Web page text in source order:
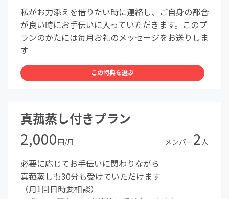
私がお力添えを借りたい時に連絡し、ご自身の都合
が良い時にお手伝いに入っていただきます。このプ
ランのかたには毎月お礼のメッセージをお送りしま
す
この特典を選ぶ
真菰蒸し付きプラン
2,000円/月 メンバー2人
必要に応じてお手伝いに関わりながら
真菰蒸しも30分も受けていただけます
（月1回日時要相談）